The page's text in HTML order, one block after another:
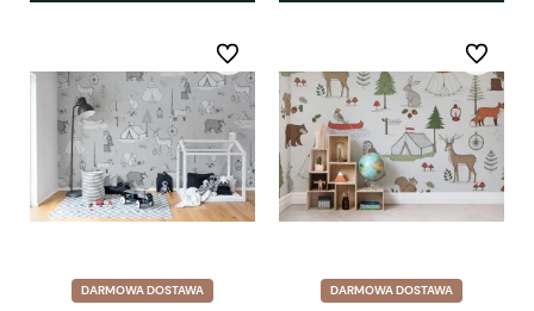
DARMOWA DOSTAWA
Do ulubionych
DARMOWA DOSTAWA
Do